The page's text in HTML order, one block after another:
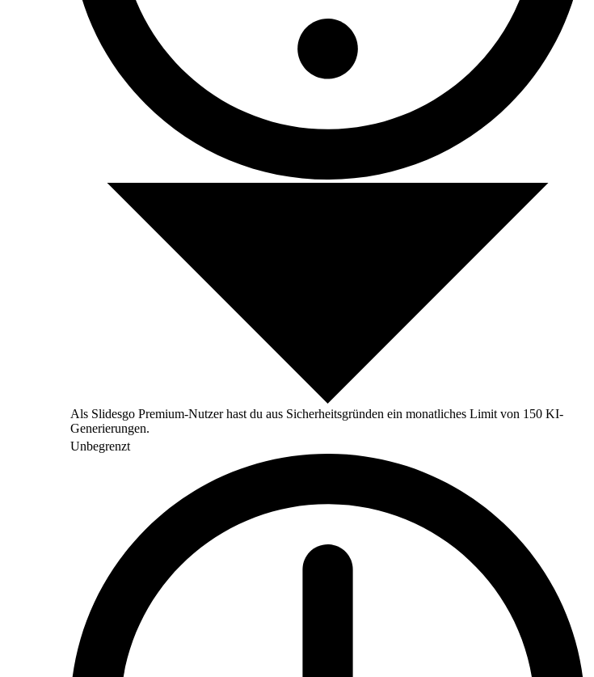
Als Slidesgo Premium-Nutzer hast du aus Sicherheitsgründen ein monatliches Limit von 150 KI-
Generierungen.
Unbegrenzt